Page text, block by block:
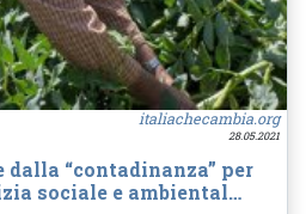
italiachecambia.org
28.05.2021
“contadinanza” per
sociale e ambiental…